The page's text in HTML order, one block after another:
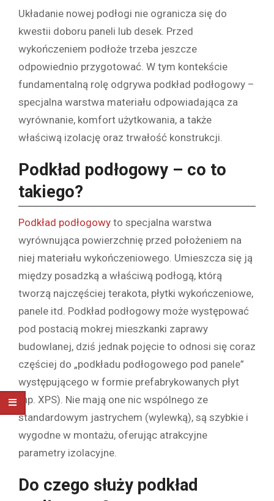
Układanie nowej podłogi nie ogranicza się do
kwestii doboru paneli lub desek. Przed
wykończeniem podłoże trzeba jeszcze
odpowiednio przygotować. W tym kontekście
fundamentalną rolę odgrywa podkład podłogowy –
specjalna warstwa materiału odpowiadająca za
wyrównanie, komfort użytkowania, a także
właściwą izolację oraz trwałość konstrukcji.
Podkład podłogowy – co to
takiego?
Podkład podłogowy to specjalna warstwa
wyrównująca powierzchnię przed położeniem na
niej materiału wykończeniowego. Umieszcza się ją
między posadzką a właściwą podłogą, którą
tworzą najczęściej terakota, płytki wykończeniowe,
panele itd. Podkład podłogowy może występować
pod postacią mokrej mieszkanki zaprawy
budowlanej, dziś jednak pojęcie to odnosi się coraz
częściej do „podkładu podłogowego pod panele”
występującego w formie prefabrykowanych płyt
(np. XPS). Nie mają one nic wspólnego ze
standardowym jastrychem (wylewką), są szybkie i
wygodne w montażu, oferując atrakcyjne
parametry izolacyjne.
Do czego służy podkład